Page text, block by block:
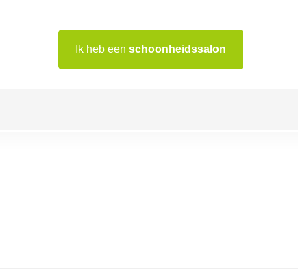
Ik heb een schoonheidssalon